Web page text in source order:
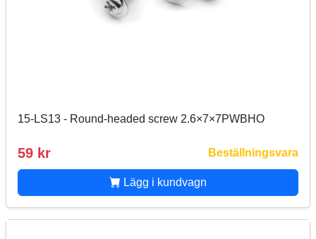
15-LS13 - Round-headed screw 2.6×7×7PWBHO
59 kr Beställningsvara
Lägg i kundvagn